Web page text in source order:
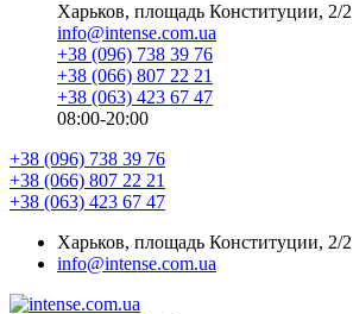
Харьков, площадь Конституции, 2/2
info@intense.com.ua
+38 (096) 738 39 76
+38 (066) 807 22 21
+38 (063) 423 67 47
08:00-20:00
+38 (096) 738 39 76
+38 (066) 807 22 21
+38 (063) 423 67 47
Харьков, площадь Конституции, 2/2
info@intense.com.ua